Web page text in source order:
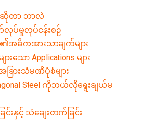
ဆိုတာ ဘာလဲ
ပ်မှုလုပ်ငန်းစဉ်
၏အဓိကအားသာချက်များ
သော Applications များ
ြားသံမဏိပုံစံများ
Steel ကိုဘယ်လိုရွေးချယ်မ
ြင်းနှင့် သံချေးတက်ခြင်း